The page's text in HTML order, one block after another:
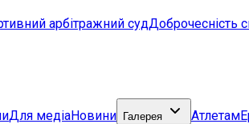
арбітражний судДоброчесність
Для медіаНовини Галерея Атлетам